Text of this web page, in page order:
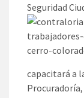
Seguridad
capacitará a